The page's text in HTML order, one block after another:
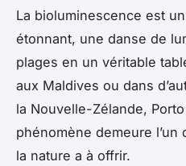
La bioluminescence est
étonnant, une danse de
plages en un véritable
aux Maldives ou dans
la Nouvelle-Zélande,
phénomène demeure
la nature a à offrir.